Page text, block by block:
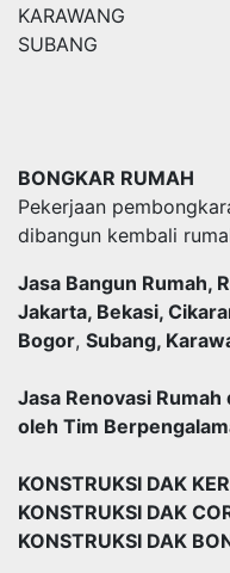
KARAWANG
SUBANG
BONGKAR RUMAH
Pekerjaan
dibangun kembali
Jasa Bangun Rumah,
Jakarta, Bekasi,
Bogor, Subang,
Jasa Renovasi
oleh Tim
KONSTRUKSI DAK
KONSTRUKSI DAK
KONSTRUKSI DAK